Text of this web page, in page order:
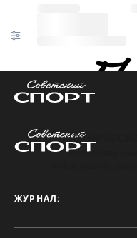
Произошла
ЖУРНАЛ: